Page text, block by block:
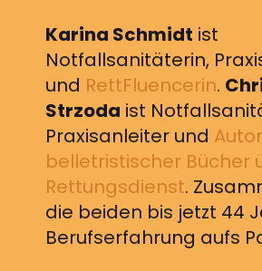
Karina Schmidt ist
Notfallsanitäterin,
und RettFluencerin.
Strzoda ist
Praxisanleiter und Autor
belletristischer Bücher
Rettungsdienst.
die beiden bis jetzt 44
Berufserfahrung aufs